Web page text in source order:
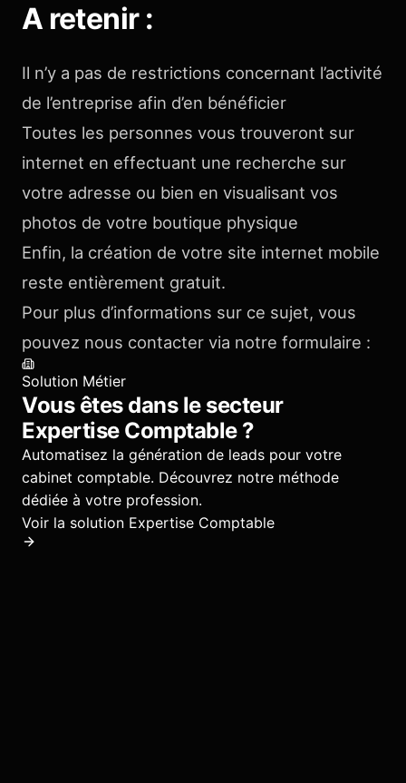
A retenir :
Il n’y a pas de restrictions concernant l’activité
de l’entreprise afin d’en bénéficier
Toutes les personnes vous trouveront sur
internet en effectuant une recherche sur
votre adresse ou bien en visualisant vos
photos de votre boutique physique
Enfin, la création de votre site internet mobile
reste entièrement gratuit.
Pour plus d’informations sur ce sujet, vous
pouvez nous contacter via notre formulaire :
Solution Métier
Vous êtes dans le secteur
Expertise Comptable?
Automatisez la génération de leads pour votre
cabinet comptable. Découvrez notre méthode
dédiée à votre profession.
Voir la solution Expertise Comptable